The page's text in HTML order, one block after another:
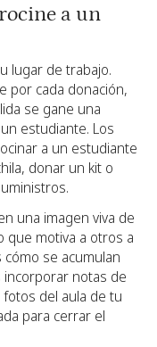
a un
lugar de trabajo.
por cada donación,
se gane una
estudiante. Los
a un estudiante
donar un kit o
una imagen viva de
que motiva a otros a
se acumulan
incorporar notas de
del aula de tu
para cerrar el